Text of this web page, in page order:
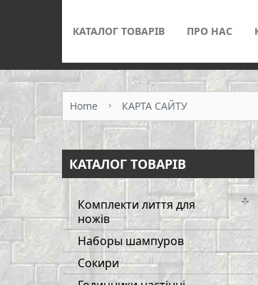
КАТАЛОГ ТОВАРІВ ПРО НАС
Home КАРТА САЙТУ
КАТАЛОГ ТОВАРІВ
Комплекти лиття для
ножів
Наборы шампуров
Сокири